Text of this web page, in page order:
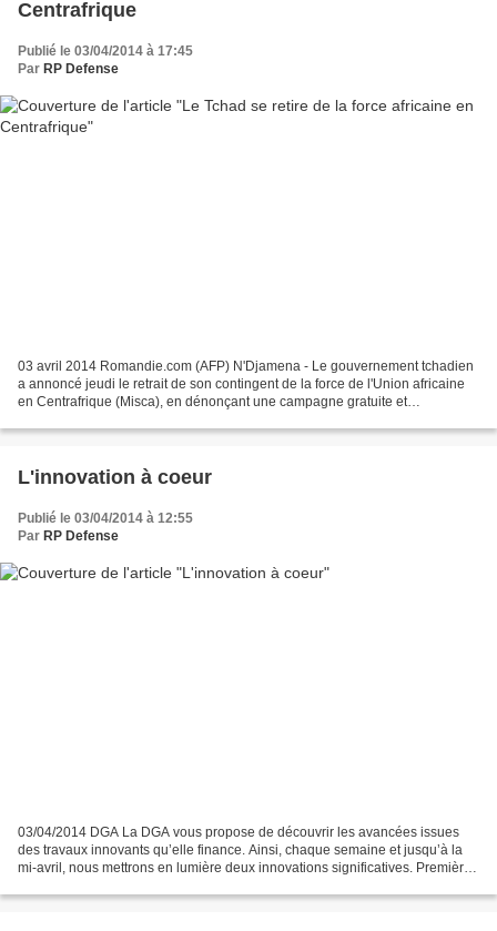
Centrafrique
Publié le 03/04/2014 à 17:45
Par RP Defense
03 avril 2014 Romandie.com (AFP) N'Djamena - Le gouvernement tchadien
a annoncé jeudi le retrait de son contingent de la force de l'Union africaine
en Centrafrique (Misca), en dénonçant une campagne gratuite et
L'innovation à coeur
Publié le 03/04/2014 à 12:55
Par RP Defense
03/04/2014 DGA La DGA vous propose de découvrir les avancées issues
des travaux innovants qu’elle finance. Ainsi, chaque semaine et jusqu’à la
mi-avril, nous mettrons en lumière deux innovations significatives. Première